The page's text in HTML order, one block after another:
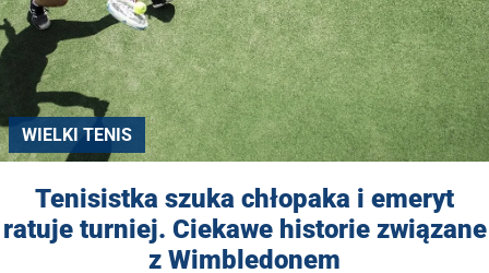
WIELKI TENIS
Tenisistka szuka chłopaka i emeryt
ratuje turniej. Ciekawe historie związane
z Wimbledonem